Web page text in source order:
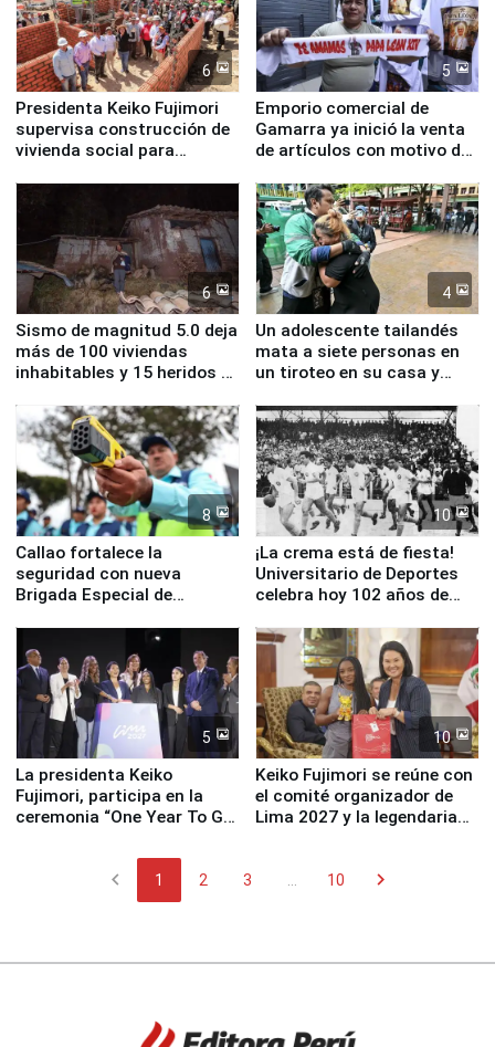
6
Presidenta Keiko Fujimori
supervisa construcción de
vivienda social para
5
Emporio comercial de
Gamarra ya inició la venta
de artículos con motivo de
6
Sismo de magnitud 5.0 deja
más de 100 viviendas
inhabitables y 15 heridos en
4
Un adolescente tailandés
mata a siete personas en
un tiroteo en su casa y
8
Callao fortalece la
seguridad con nueva
Brigada Especial de
equipamiento para
Serenazgo
10
¡La crema está de fiesta!
Universitario de Deportes
celebra hoy 102 años de
5
La presidenta Keiko
Fujimori, participa en la
ceremonia “One Year To Go
10
Keiko Fujimori se reúne con
el comité organizador de
Lima 2027 y la legendaria
chevron_left 1 2 3 10 chevron_right